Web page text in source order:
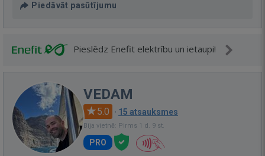
Piedāvāt pasūtījumu
Pieslēdz Enefit elektrību un ietaupi!
VEDAM
5.0 · 15 atsauksmes
Bija vietnē: Pirms 1 d. 9 st.
PRO